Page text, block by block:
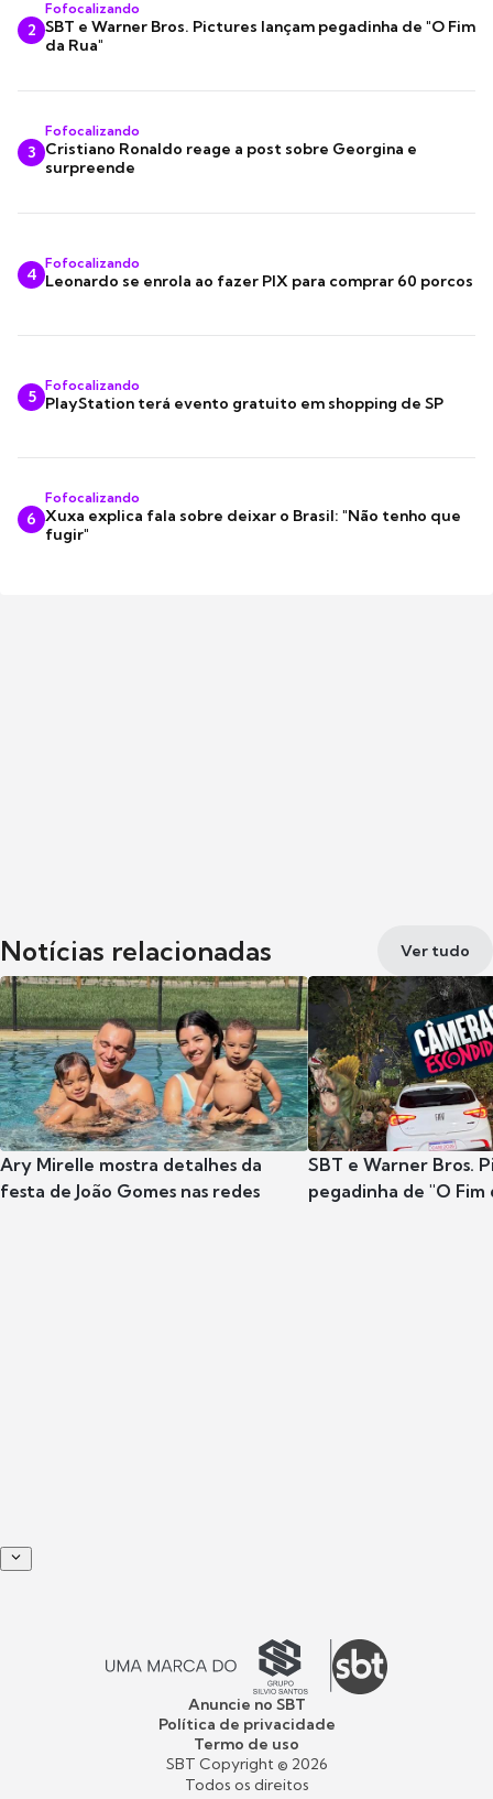
2
Fofocalizando
SBT e Warner Bros. Pictures lançam pegadinha de "O Fim
da Rua"
3
Fofocalizando
Cristiano Ronaldo reage a post sobre Georgina e
surpreende
4
Fofocalizando
Leonardo se enrola ao fazer PIX para comprar 60 porcos
5
Fofocalizando
PlayStation terá evento gratuito em shopping de SP
6
Fofocalizando
Xuxa explica fala sobre deixar o Brasil: "Não tenho que
fugir"
Notícias relacionadas Ver tudo
Ary Mirelle mostra detalhes da
festa de João Gomes nas redes
SBT e Warner Bros.
pegadinha de "O Fim
Anuncie no SBT
Política de privacidade
Termo de uso
SBT Copyright © 2026
Todos os direitos